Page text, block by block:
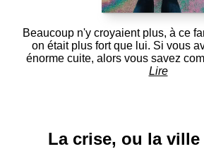
Beaucoup n'y croyaient plus, à ce
on était plus fort que lui. Si vous
énorme cuite, alors vous savez
Lire
La crise, ou la ville